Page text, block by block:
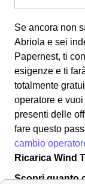
Se ancora non
Abriola e sei
Papernest, ti
esigenze e ti
totalmente
operatore e
presenti delle
fare questo
cambio
Ricarica Wind
Scopri quanto